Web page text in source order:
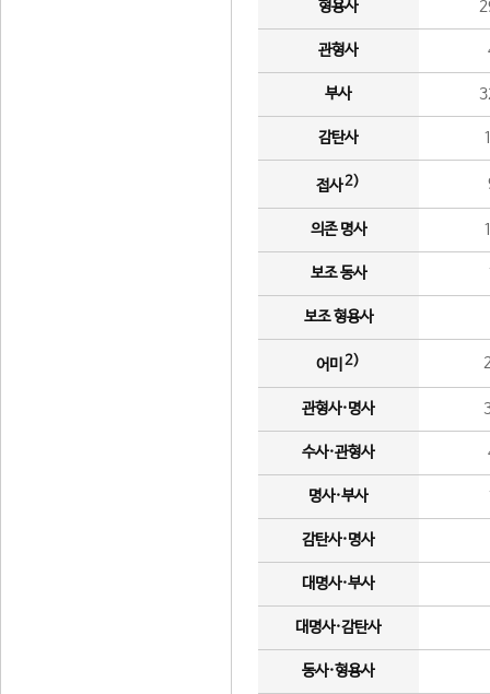
형용사
관형사
부사
감탄사
접사2)
의존 명사
보조 동사
보조 형용사
어미 2)
관형사·명사
수사·관형사
명사·부사
감탄사·명사
대명사·부사
대명사·감탄사
동사·형용사